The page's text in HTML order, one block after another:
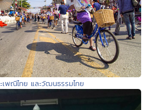
เพณีไทย และวัฒนธรรมไทย